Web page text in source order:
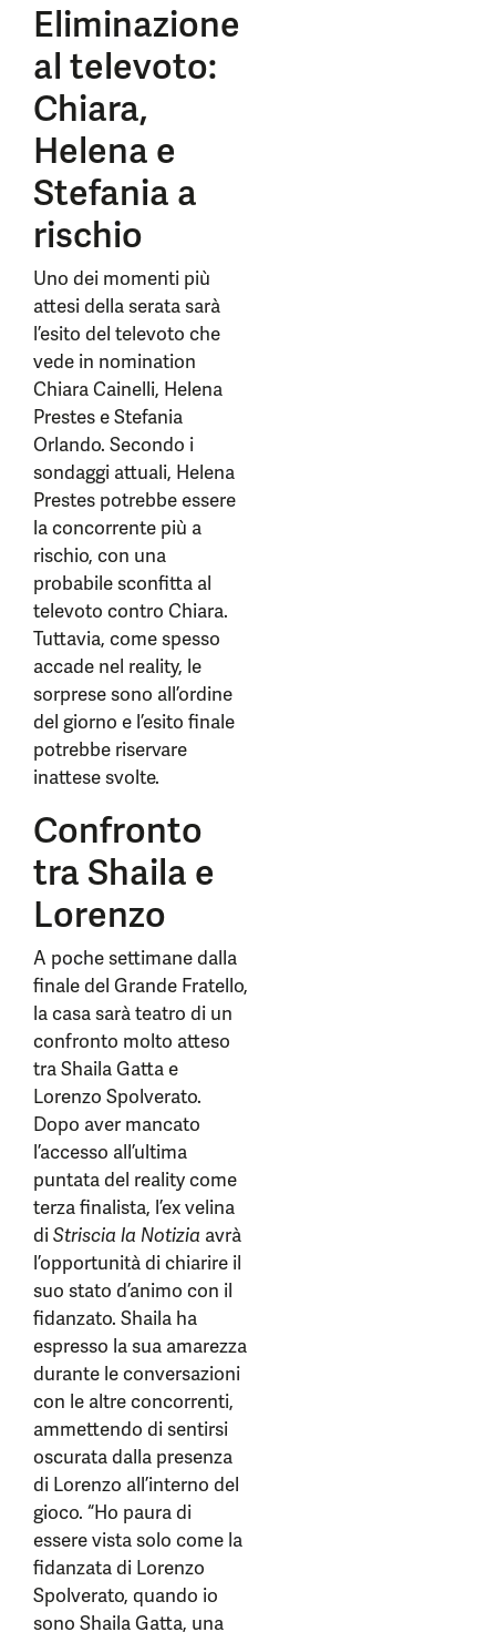
Eliminazione
al televoto:
Chiara,
Helena e
Stefania a
rischio
Uno dei momenti più
attesi della serata sarà
l’esito del televoto che
vede in nomination
Chiara Cainelli, Helena
Prestes e Stefania
Orlando. Secondo i
sondaggi attuali, Helena
Prestes potrebbe essere
la concorrente più a
rischio, con una
probabile sconfitta al
televoto contro Chiara.
Tuttavia, come spesso
accade nel reality, le
sorprese sono all’ordine
del giorno e l’esito finale
potrebbe riservare
inattese svolte.
Confronto
tra Shaila e
Lorenzo
A poche settimane dalla
finale del Grande Fratello,
la casa sarà teatro di un
confronto molto atteso
tra Shaila Gatta e
Lorenzo Spolverato.
Dopo aver mancato
l’accesso all’ultima
puntata del reality come
terza finalista, l’ex velina
diStriscia la Notizia avrà
l’opportunità di chiarire il
suo stato d’animo con il
fidanzato. Shaila ha
espresso la sua amarezza
durante le conversazioni
con le altre concorrenti,
ammettendo di sentirsi
oscurata dalla presenza
di Lorenzo all’interno del
gioco. “Ho paura di
essere vista solo come la
fidanzata di Lorenzo
Spolverato, quando io
sono Shaila Gatta, una